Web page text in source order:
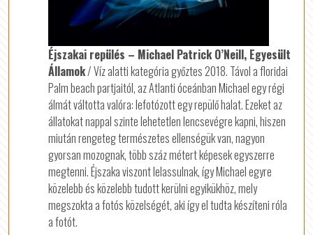
Éjszakai repülés – Michael Patrick O’Neill, Egyesült
Államok/ Víz alatti kategória győztes 2018. Távol a floridai
Palm beach partjaitól, az Atlanti óceánban Michael egy régi
álmát váltotta valóra: lefotózott egy repülő halat. Ezeket az
állatokat nappal szinte lehetetlen lencsevégre kapni, hiszen
miután rengeteg természetes ellenségük van, nagyon
gyorsan mozognak, több száz métert képesek egyszerre
megtenni. Éjszaka viszont lelassulnak, így Michael egyre
közelebb és közelebb tudott kerülni egyikükhöz, mely
megszokta a fotós közelségét, aki így el tudta készíteni róla
a fotót.